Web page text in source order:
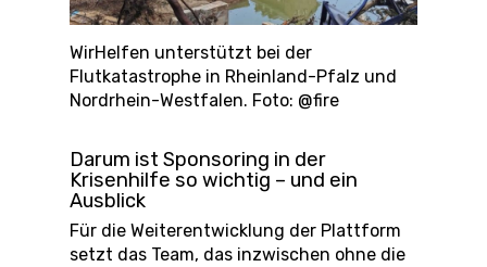
WirHelfen unterstützt bei der
Flutkatastrophe in Rheinland-Pfalz und
Nordrhein-Westfalen. Foto: @fire
Darum ist Sponsoring in der
Krisenhilfe so wichtig – und ein
Ausblick
Für die Weiterentwicklung der Plattform
setzt das Team, das inzwischen ohne die